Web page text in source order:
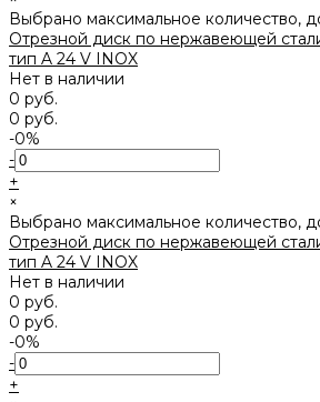
Выбрано максимальное количество,
Отрезной диск по нержавеющей
тип A 24 V INOX
Нет в наличии
0 руб.
0 руб.
-0%
-
+
×
Выбрано максимальное количество,
Отрезной диск по нержавеющей
тип A 24 V INOX
Нет в наличии
0 руб.
0 руб.
-0%
-
+